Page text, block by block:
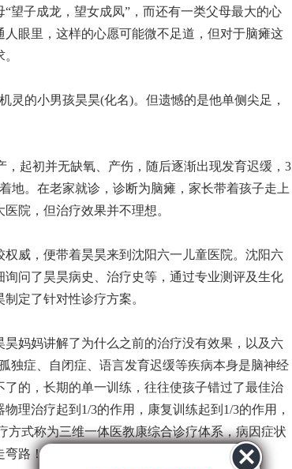
子成龙，望女成凤”，而还有一类父母最大的心
眼里，这样的心愿可能微不足道，但对于脑瘫这
的小男孩昊昊(化名)。但遗憾的是他单侧尖足，
起初并无缺氧、产伤，随后逐渐出现发育迟缓，3
地。在老家就诊，诊断为脑瘫，家长带着孩子走上
院，但治疗效果并不理想。
威，便带着昊昊来到沈阳六一儿童医院。沈阳六
问了昊昊病史、治疗史等，通过专业测评及生化
定了针对性诊疗方案。
妈妈讲解了为什么之前的治疗没有效果，以及六
独症、自闭症、语言发育迟缓等疾病本身是脑神经
的，长期的单一训练，往往使孩子错过了最佳治
理治疗起到1/3的作用，康复训练起到1/3的作用，
方式称为三维一体医教康综合诊疗体系，病因症状
路！”